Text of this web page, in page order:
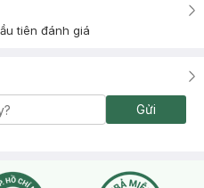
tiên đánh giá
Gửi